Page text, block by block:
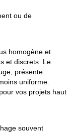
ou de
homogène et
et discrets. Le
présente
uniforme.
vos projets haut
souvent